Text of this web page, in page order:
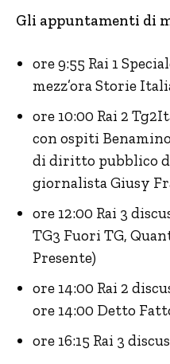
Gli appuntamenti di
ore 9:55 Rai 1
mezz’ora Storie
ore 10:00 Rai 2
con ospiti
di diritto pubblico
giornalista Giusy
ore 12:00 Rai 3
TG3 Fuori TG,
Presente)
ore 14:00 Rai 2
ore 14:00 Detto
ore 16:15 Rai 3